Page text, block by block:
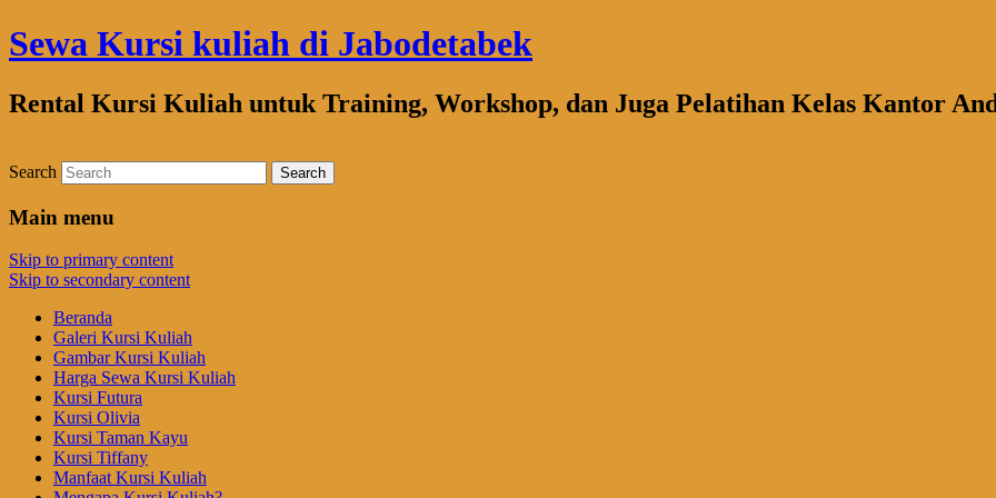
Sewa Kursi kuliah di Jabodetabek
Rental Kursi Kuliah untuk Training, Workshop, dan Juga Pelatihan Kelas Kantor
Search
Main menu
Skip to primary content
Skip to secondary content
Beranda
Galeri Kursi Kuliah
Gambar Kursi Kuliah
Harga Sewa Kursi Kuliah
Kursi Futura
Kursi Olivia
Kursi Taman Kayu
Kursi Tiffany
Manfaat Kursi Kuliah